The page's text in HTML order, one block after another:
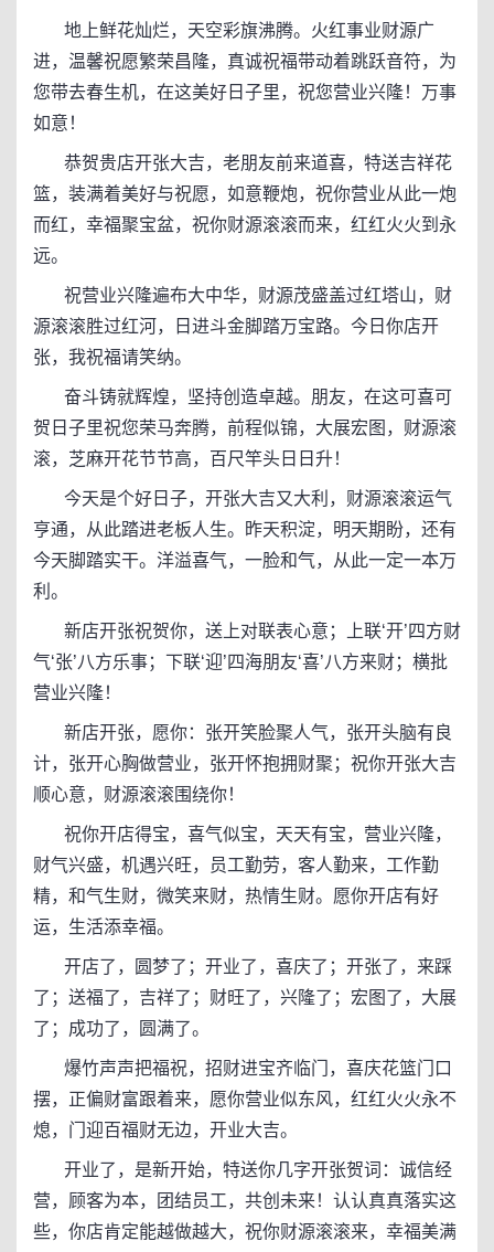
地上鲜花灿烂，天空彩旗沸腾。火红事业财源广
进，温馨祝愿繁荣昌隆，真诚祝福带动着跳跃音符，为
您带去春生机，在这美好日子里，祝您营业兴隆！万事
如意！
恭贺贵店开张大吉，老朋友前来道喜，特送吉祥花
篮，装满着美好与祝愿，如意鞭炮，祝你营业从此一炮
而红，幸福聚宝盆，祝你财源滚滚而来，红红火火到永
远。
祝营业兴隆遍布大中华，财源茂盛盖过红塔山，财
源滚滚胜过红河，日进斗金脚踏万宝路。今日你店开
张，我祝福请笑纳。
奋斗铸就辉煌，坚持创造卓越。朋友，在这可喜可
贺日子里祝您荣马奔腾，前程似锦，大展宏图，财源滚
滚，芝麻开花节节高，百尺竿头日日升！
今天是个好日子，开张大吉又大利，财源滚滚运气
亨通，从此踏进老板人生。昨天积淀，明天期盼，还有
今天脚踏实干。洋溢喜气，一脸和气，从此一定一本万
利。
新店开张祝贺你，送上对联表心意；上联‘开’四方财
气‘张’八方乐事；下联‘迎’四海朋友‘喜’八方来财；横批
营业兴隆！
新店开张，愿你：张开笑脸聚人气，张开头脑有良
计，张开心胸做营业，张开怀抱拥财聚；祝你开张大吉
顺心意，财源滚滚围绕你！
祝你开店得宝，喜气似宝，天天有宝，营业兴隆，
财气兴盛，机遇兴旺，员工勤劳，客人勤来，工作勤
精，和气生财，微笑来财，热情生财。愿你开店有好
运，生活添幸福。
开店了，圆梦了；开业了，喜庆了；开张了，来踩
了；送福了，吉祥了；财旺了，兴隆了；宏图了，大展
了；成功了，圆满了。
爆竹声声把福祝，招财进宝齐临门，喜庆花篮门口
摆，正偏财富跟着来，愿你营业似东风，红红火火永不
熄，门迎百福财无边，开业大吉。
开业了，是新开始，特送你几字开张贺词：诚信经
营，顾客为本，团结员工，共创未来！认认真真落实这
些，你店肯定能越做越大，祝你财源滚滚来，幸福美满